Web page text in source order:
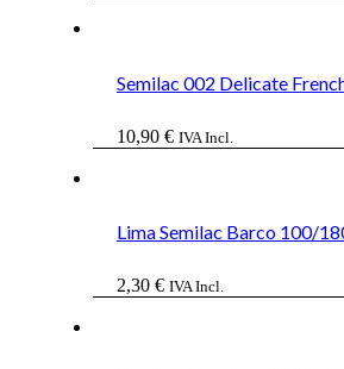
Semilac 002 Delicate
10,90 € IVA Incl.
Lima Semilac Barco 100/
2,30 € IVA Incl.